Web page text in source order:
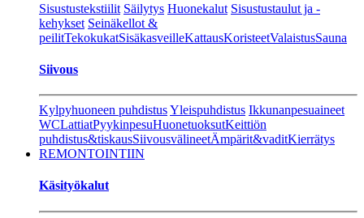
Sisustustekstiilit Säilytys Huonekalut Sisustustaulut ja -
kehykset Seinäkellot &
peilitTekokukatSisäkasveilleKattausKoristeetValaistusSauna
Siivous
Kylpyhuoneen puhdistusYleispuhdistus Ikkunanpesuaineet
WCLattiatPyykinpesuHuonetuoksutKeittiön
puhdistus&tiskausSiivousvälineetÄmpärit&vaditKierrätys
REMONTOINTIIN
Käsityökalut